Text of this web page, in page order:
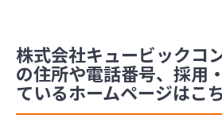
株式会社キュービックコ
の住所や電話番号、採用
ているホームページはこ